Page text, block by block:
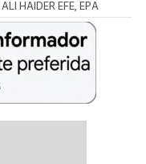
ALI HAIDER EFE, EPA